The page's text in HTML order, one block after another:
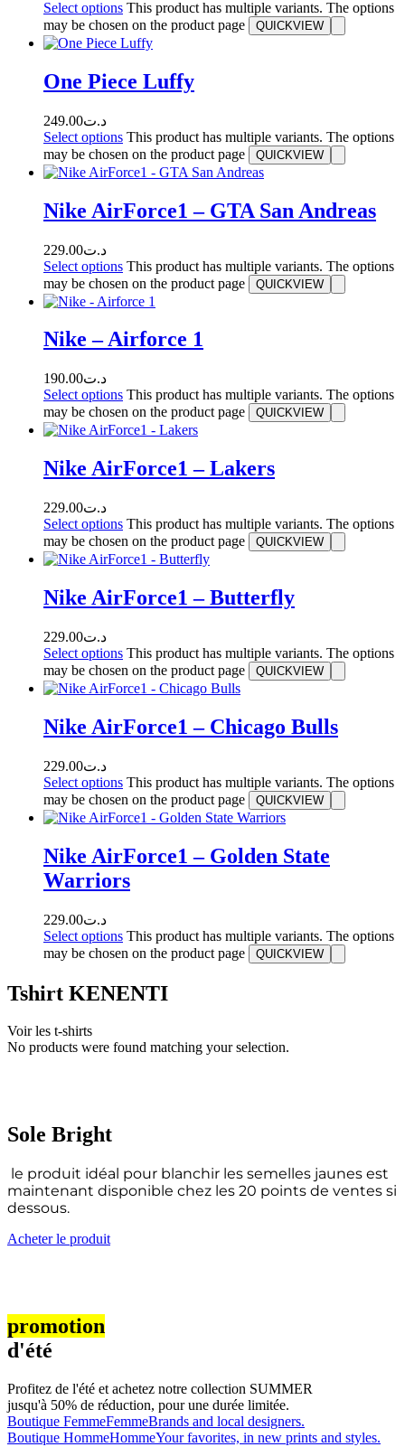
Select options This product has multiple variants. The options
may be chosen on the product page
QUICKVIEW
One Piece Luffy
د.ت249.00
Select options This product has multiple variants. The options
may be chosen on the product page
QUICKVIEW
Nike AirForce1 – GTA San Andreas
د.ت229.00
Select options This product has multiple variants. The options
may be chosen on the product page
QUICKVIEW
Nike – Airforce 1
د.ت190.00
Select options This product has multiple variants. The options
may be chosen on the product page
QUICKVIEW
Nike AirForce1 – Lakers
د.ت229.00
Select options This product has multiple variants. The options
may be chosen on the product page
QUICKVIEW
Nike AirForce1 – Butterfly
د.ت229.00
Select options This product has multiple variants. The options
may be chosen on the product page
QUICKVIEW
Nike AirForce1 – Chicago Bulls
د.ت229.00
Select options This product has multiple variants. The options
may be chosen on the product page
QUICKVIEW
Nike AirForce1 – Golden State
Warriors
د.ت229.00
Select options This product has multiple variants. The options
may be chosen on the product page
QUICKVIEW
Tshirt KENENTI
Voir les t-shirts
No products were found matching your selection.
Sole Bright
le produit idéal pour blanchir les semelles jaunes est
maintenant disponible chez les 20 points de ventes si
dessous.
Acheter le produit
promotion
d'été
Profitez de l'été et achetez notre collection SUMMER
jusqu'à 50% de réduction, pour une durée limitée.
Boutique FemmeFemmeBrands and local designers.
Boutique HommeHommeYour favorites, in new prints and styles.